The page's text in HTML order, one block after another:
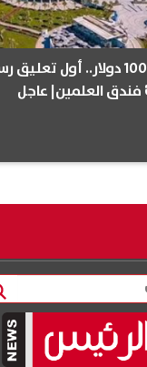
بعد أزمة الـ 1000 دولار..
العلمين| عاجل